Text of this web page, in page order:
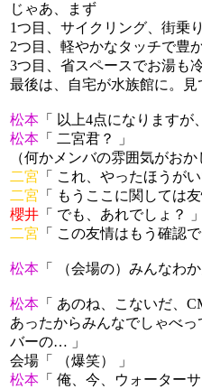
じゃあ、まず
1つ目、サイクリング、街乗
2つ目、軽やかなタッチで豊
3つ目、省スペースでお湯も
最後は、自宅が水族館に。
松本 「 以上4点になりますが
松本 「 二宮君？ 」
（何かメンバの雰囲気がお
二宮 「 これ、やったほうが
二宮 「 もうここに関しては
櫻井 「 でも、あれでしょ？ 」
二宮 「 この友情はもう確認
松本 「 （会場の）みんなわ
松本 「 あのね、こないだ、
あったからみんなでしゃべ
バーの… 」
会場「 （爆笑） 」
松本 「 俺、今、ウォーター